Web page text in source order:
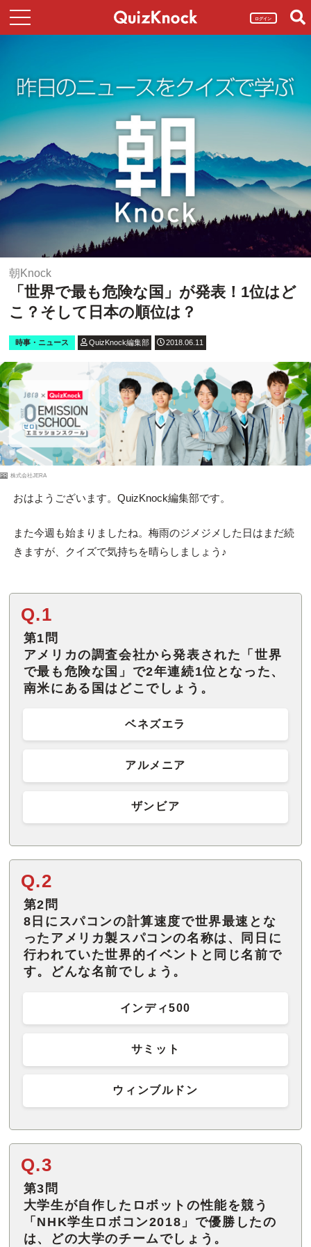
ログイン
朝Knock
「世界で最も危険な国」が発表！1位はど
こ？そして日本の順位は？
時事・ニュース QuizKnock編集部 2018.06.11
PR 株式会社JERA
おはようございます。QuizKnock編集部です。
また今週も始まりましたね。梅雨のジメジメした日はまだ続
きますが、クイズで気持ちを晴らしましょう♪
Q.1
第1問
アメリカの調査会社から発表された「世界
で最も危険な国」で2年連続1位となった、
南米にある国はどこでしょう。
ベネズエラ
アルメニア
ザンビア
Q.2
第2問
8日にスパコンの計算速度で世界最速とな
ったアメリカ製スパコンの名称は、同日に
行われていた世界的イベントと同じ名前で
す。どんな名前でしょう。
インディ500
サミット
ウィンブルドン
Q.3
第3問
大学生が自作したロボットの性能を競う
「NHK学生ロボコン2018」で優勝したの
は、どの大学のチームでしょう。